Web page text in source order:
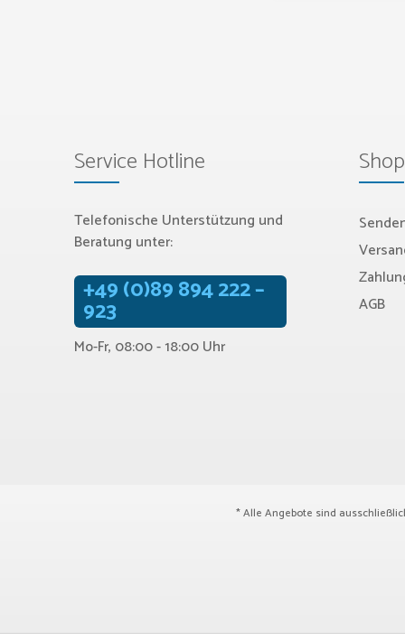
Service Hotline
Telefonische Unterstützung und
Beratung unter:
+49 (0)89 894 222 –
923
Mo-Fr, 08:00 - 18:00 Uhr
AGB
* Alle Angebote sind